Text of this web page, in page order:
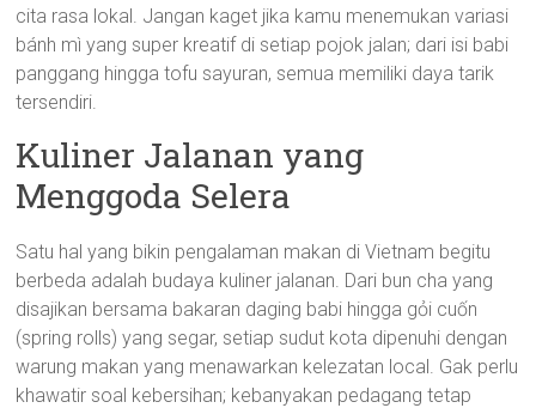
cita rasa lokal. Jangan kaget jika kamu menemukan variasi
bánh mì yang super kreatif di setiap pojok jalan; dari isi babi
panggang hingga tofu sayuran, semua memiliki daya tarik
tersendiri.
Kuliner Jalanan yang
Menggoda Selera
Satu hal yang bikin pengalaman makan di Vietnam begitu
berbeda adalah budaya kuliner jalanan. Dari bun cha yang
disajikan bersama bakaran daging babi hingga gỏi cuốn
(spring rolls) yang segar, setiap sudut kota dipenuhi dengan
warung makan yang menawarkan kelezatan local. Gak perlu
khawatir soal kebersihan; kebanyakan pedagang tetap